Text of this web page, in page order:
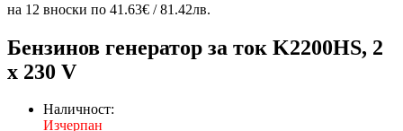
на 12 вноски по 41.63€ / 81.42лв.
Бензинов генератор за ток K2200HS, 2
x 230 V
Наличност:
Изчерпан